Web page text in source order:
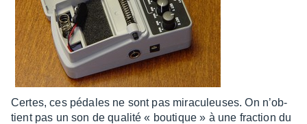
Certes, ces pédales ne sont pas mira­cu­leuses. On n’ob­
tient pas un son de qualité « boutique » à une frac­tion du